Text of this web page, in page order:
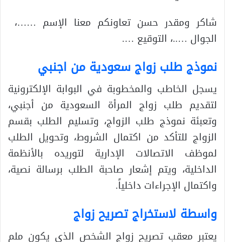
شاكر ومقدر حسن تعاونكم معنا الإسم ……،
الجوال …..، التوقيع ….
نموذج طلب زواج سعودية من اجنبي
يسجل الخاطب والمخطوبة في البوابة الإلكترونية
لتقديم طلب زواج المرأة السعودية من أجنبي،
وتعبئة نموذج طلب الزواج، وتسليم الطلب بقسم
الزواج للتأكد من اكتمال الشروط، وتحويل الطلب
لموظف الاتصالات الإدارية لتوريده بالأنظمة
الداخلية، ويتم إشعار صاحبة الطلب برسالة نصية،
واكتمال الإجراءات داخلياً.
واسطة لاستخراج تصريح زواج
يعتبر معقب تصريح زواج الشخص الذي يكون ملم